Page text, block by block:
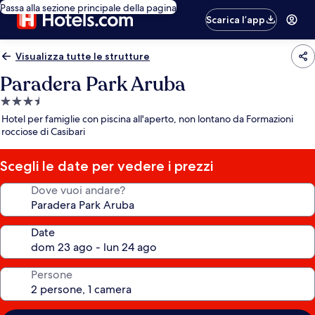
Passa alla sezione principale della pagina
Scarica l’app
Visualizza tutte le strutture
Paradera Park Aruba
Struttura
a
3.5
stelle
Hotel per famiglie con piscina all'aperto, non lontano da Formazioni
rocciose di Casibari
Scegli le date per vedere i prezzi
Dove vuoi andare?
Date
Persone